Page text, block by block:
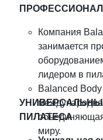
Компания
занимается
лидером в
Balanced
миру.
ПИЛАТЕСА